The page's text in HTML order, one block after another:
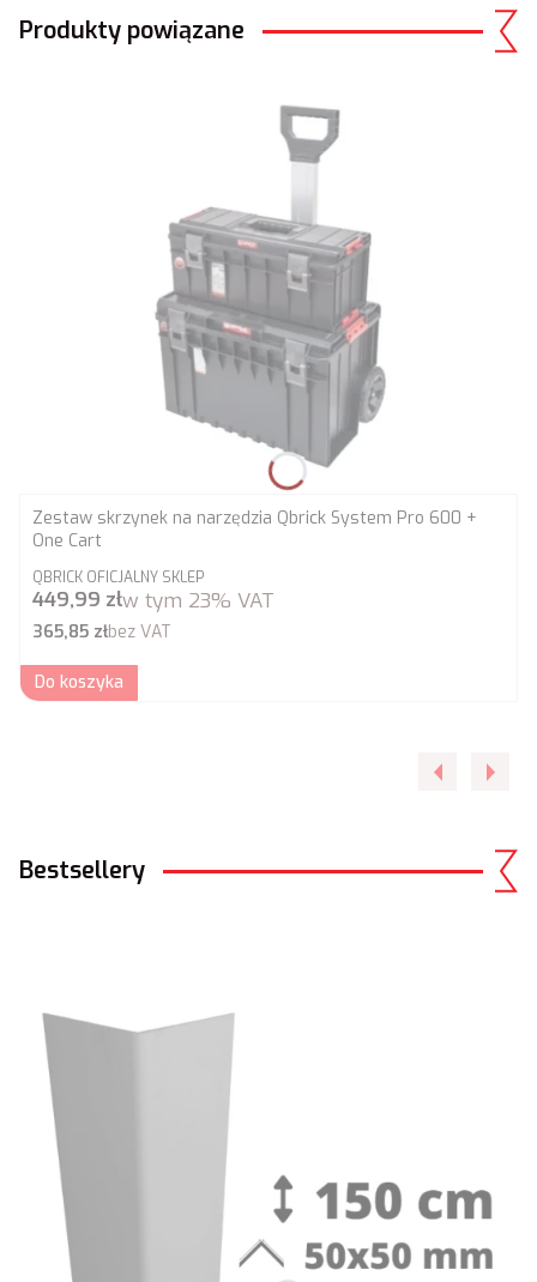
Produkty powiązane
Zestaw skrzynek na narzędzia Qbrick System Pro 600 +
One Cart
PRODUCENT
QBRICK OFICJALNY SKLEP
Cena brutto
449,99 złw tym 23% VAT
Cena netto
365,85 złbez VAT
Do koszyka
Bestsellery